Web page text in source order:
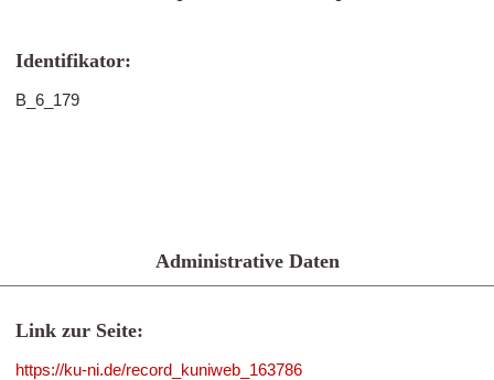
Identifikator:
B_6_179
Administrative Daten
Link zur Seite:
https://ku-ni.de/record_kuniweb_163786